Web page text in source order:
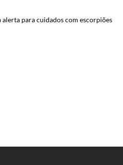
alerta para cuidados com escorpiões